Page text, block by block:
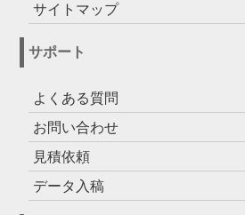
サイトマップ
サポート
よくある質問
お問い合わせ
見積依頼
データ入稿